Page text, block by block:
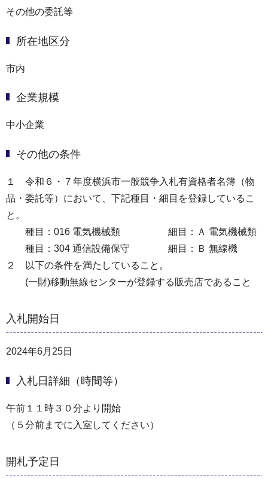
その他の委託等
所在地区分
市内
企業規模
中小企業
その他の条件
１ 令和６・７年度横浜市一般競争入札有資格者名簿（物
品・委託等）において、下記種目・細目を登録しているこ
と。
種目：016 電気機械類 細目：Ａ 電気機械類
種目：304 通信設備保守 細目：Ｂ 無線機
２ 以下の条件を満たしていること。
(一財)移動無線センターが登録する販売店であること
入札開始日
2024年6月25日
入札日詳細（時間等）
午前１１時３０分より開始
（５分前までに入室してください）
開札予定日